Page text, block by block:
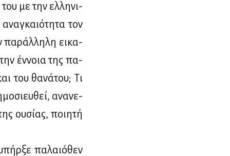
με την ελ­λη­νι­
τον
πα­ράλ­λη­λη ει­κα­
έν­νοια της πα­
του θα­νά­του; Τι
ανα­νε­
ου­σί­ας, ποι­η­τή
πα­λαιό­θεν